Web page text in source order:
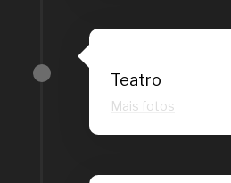
Teatro
Mais fotos